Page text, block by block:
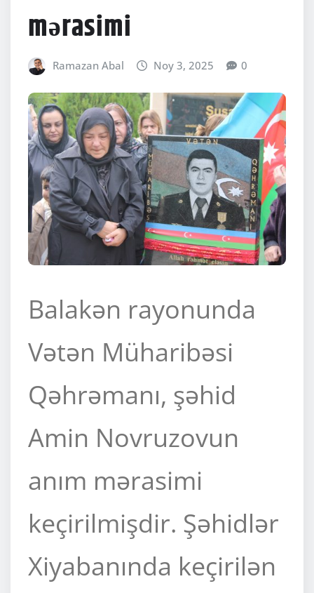
mərasimi
Ramazan Abal Noy 3, 2025 0
Balakən rayonunda
Vətən Müharibəsi
Qəhrəmanı, şəhid
Amin Novruzovun
anım mərasimi
keçirilmişdir. Şəhidlər
Xiyabanında keçirilən